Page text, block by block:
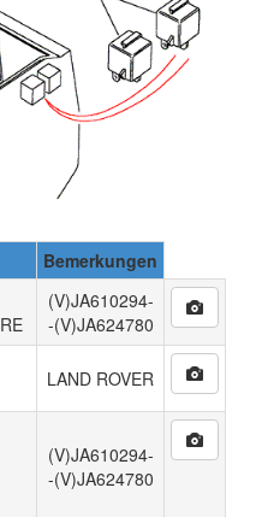
Bemerkungen
(V)JA610294-
-(V)JA624780
LAND ROVER
(V)JA610294-
-(V)JA624780